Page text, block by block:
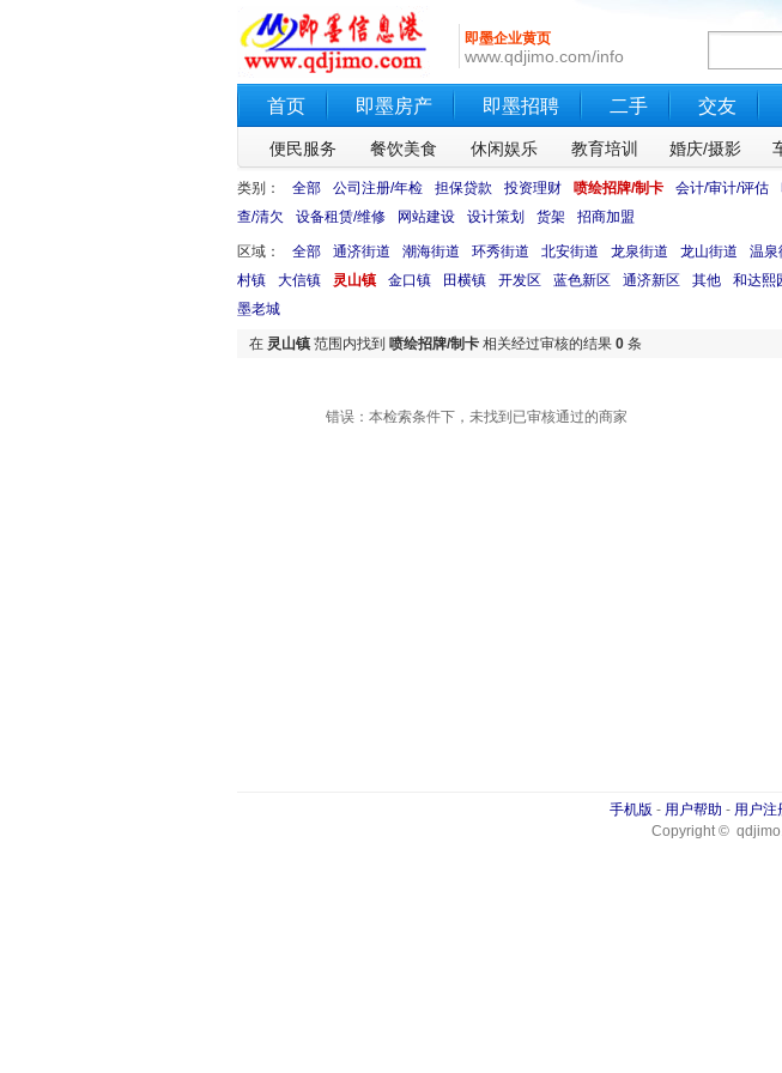
即墨企业黄页
www.qdjimo.com/info
首页 即墨房产 即墨招聘 二手 交友
便民服务 餐饮美食 休闲娱乐 教育培训 婚庆/摄影
类别： 全部 公司注册/年检 担保贷款 投资理财 喷绘招牌/制卡 会计/审计/评估
查/清欠
设备租赁/维修 网站建设 设计策划 货架 招商加盟
区域： 全部 通济街道 潮海街道 环秀街道 北安街道 龙泉街道 龙山街道 温泉
村镇
大信镇 灵山镇 金口镇 田横镇 开发区 蓝色新区 通济新区 其他 和达熙
墨老城
在 灵山镇 范围内找到 喷绘招牌/制卡 相关经过审核的结果 0 条
错误：本检索条件下，未找到已审核通过的商家
手机版 - 用户帮助 - 用户注
Copyright ©